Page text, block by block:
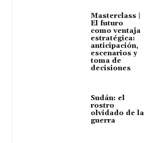
Masterclass |
El futuro
como ventaja
estratégica:
anticipación,
escenarios y
toma de
decisiones
Sudán: el
rostro
olvidado de la
guerra